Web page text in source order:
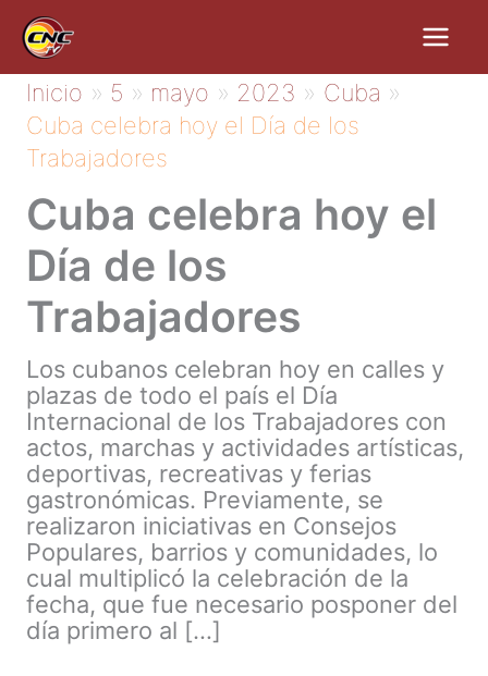
contenido
Inicio 5 mayo 2023
Cuba
Cuba celebra hoy el Día de los
Trabajadores
Cuba celebra hoy el
Día de los
Trabajadores
Los cubanos celebran hoy en calles y
plazas de todo el país el Día
Internacional de los Trabajadores con
actos, marchas y actividades artísticas,
deportivas, recreativas y ferias
gastronómicas. Previamente, se
realizaron iniciativas en Consejos
Populares, barrios y comunidades, lo
cual multiplicó la celebración de la
fecha, que fue necesario posponer del
día primero al […]